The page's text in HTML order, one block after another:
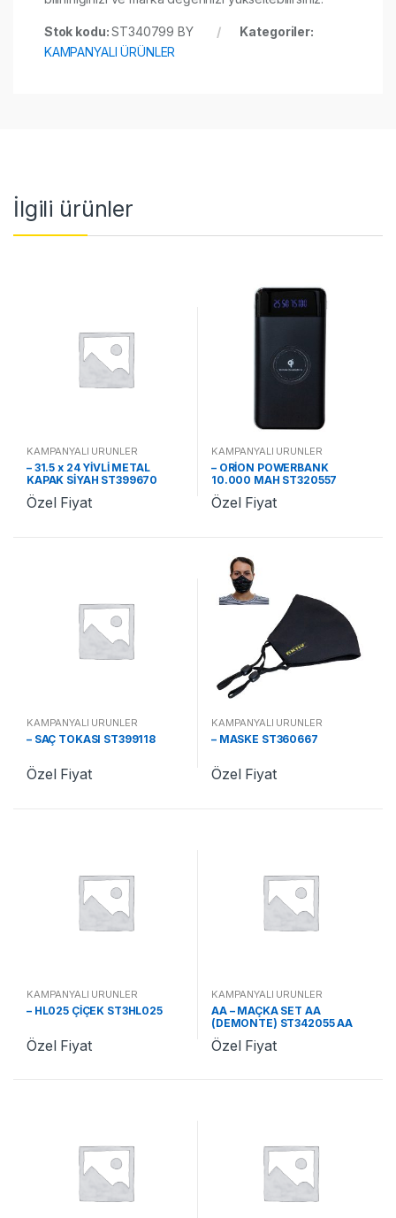
Stok kodu:ST340799 BY
Kategoriler:
KAMPANYALI ÜRÜNLER
İlgili ürünler
KAMPANYALI ÜRÜNLER
– 31.5 x 24 YİVLİ METAL
KAPAK SİYAH ST399670
Özel Fiyat
KAMPANYALI ÜRÜNLER
– ORİON POWERBANK
10.000 MAH ST320557
Özel Fiyat
KAMPANYALI ÜRÜNLER
– SAÇ TOKASI ST399118
Özel Fiyat
KAMPANYALI ÜRÜNLER
– MASKE ST360667
Özel Fiyat
KAMPANYALI ÜRÜNLER
– HL025 ÇİÇEK ST3HL025
Özel Fiyat
KAMPANYALI ÜRÜNLER
AA – MAÇKA SET AA
(DEMONTE) ST342055 AA
Özel Fiyat